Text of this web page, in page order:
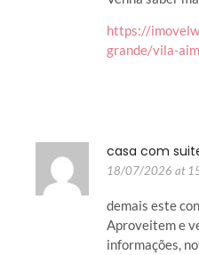
https://
grande/vila-
casa com
18/07/2026 at
demais este
Aproveitem e
informações,